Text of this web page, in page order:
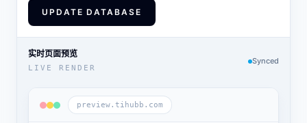
UPDATE DATABASE
实时页面预览
LIVE RENDER
Synced
preview.tihubb.com